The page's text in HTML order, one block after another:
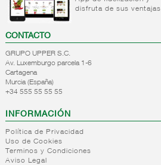
disfruta de sus ventajas
CONTACTO
GRUPO UPPER S.C.
Av. Luxemburgo parcela 1-6
Cartagena
Murcia (España)
+34 555 55 55 55
INFORMACIÓN
Política de Privacidad
Uso de Cookies
Terminos y Condiciones
Aviso Legal